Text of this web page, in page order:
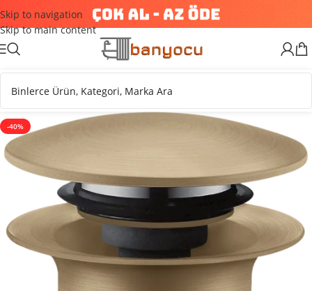
Skip to navigation
Skip to main content
-40%